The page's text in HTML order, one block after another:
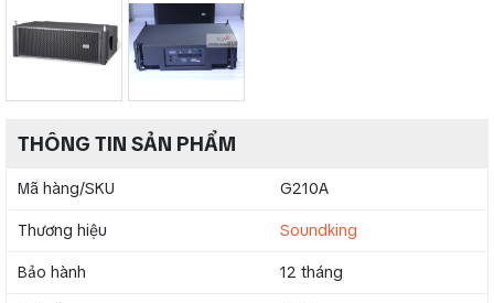
THÔNG TIN SẢN PHẨM
Mã hàng/SKU G210A
Thương hiệu Soundking
Bảo hành 12 tháng